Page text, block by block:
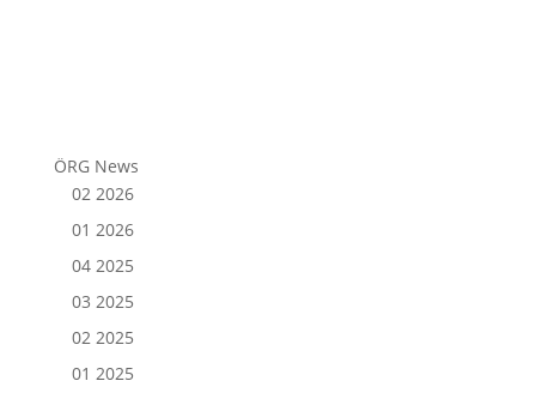
ÖRG News
02 2026
01 2026
04 2025
03 2025
02 2025
01 2025